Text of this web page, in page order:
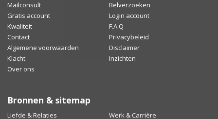
Mailconsult
Belverzoeken
Gratis account
Login account
Kwaliteit
F.A.Q
Contact
Privacybeleid
Algemene voorwaarden
Disclaimer
Klacht
Inzichten
Over ons
Bronnen & sitemap
Liefde & Relaties Werk & Carrière